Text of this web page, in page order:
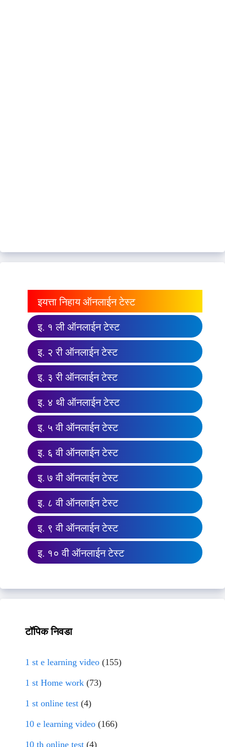
इयत्ता निहाय ऑनलाईन टेस्ट
इ. १ ली ऑनलाईन टेस्ट
इ. २ री ऑनलाईन टेस्ट
इ. ३ री ऑनलाईन टेस्ट
इ. ४ थी ऑनलाईन टेस्ट
इ. ५ वी ऑनलाईन टेस्ट
इ. ६ वी ऑनलाईन टेस्ट
इ. ७ वी ऑनलाईन टेस्ट
इ. ८ वी ऑनलाईन टेस्ट
इ. ९ वी ऑनलाईन टेस्ट
इ. १० वी ऑनलाईन टेस्ट
टॉपिक निवडा
1 st e learning video (155)
1 st Home work (73)
1 st online test (4)
10 e learning video (166)
10 th online test (4)